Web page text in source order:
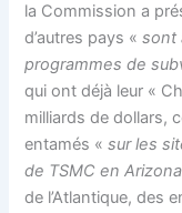
la Commission a
d’autres pays «sont
programmes de
qui ont déjà leur «
milliards de dollars,
entamés «sur les
de TSMC en Arizona
de l’Atlantique, des